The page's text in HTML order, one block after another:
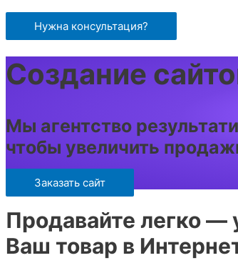
Перейти
содержимому
Нужна консультация?
Создание
Мы агентство
чтобы увеличить
Заказать сайт
Продавайте легко —
Ваш товар в